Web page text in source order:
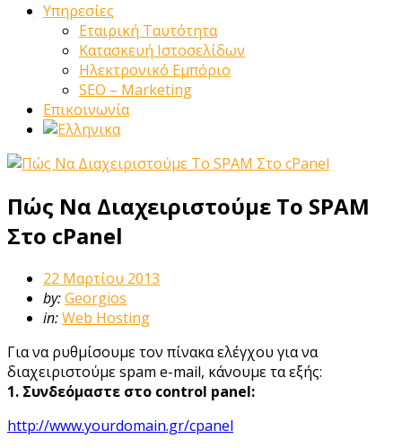
Υπηρεσίες
Εταιρική Ταυτότητα
Κατασκευή Ιστοσελίδων
Ηλεκτρονικό Εμπόριο
SEO – Marketing
Επικοινωνία
Πώς Να Διαχειριστούμε Το SPAM
Στο cPanel
22 Μαρτίου 2013
by:Georgios
in:Web Hosting
Για να ρυθμίσουμε τον πίνακα ελέγχου για να
διαχειριστούμε spam e-mail, κάνουμε τα εξής:
1. Συνδεόμαστε στο control panel:
http://www.yourdomain.gr/cpanel